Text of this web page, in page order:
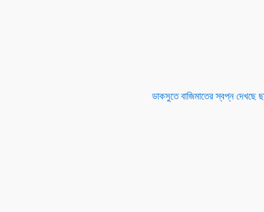
ডাকসুতে বাজিমাতের স্বপ্ন দেখছে